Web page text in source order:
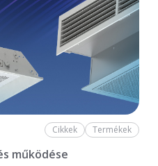
Cikkek Termékek
működése